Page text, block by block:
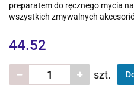
preparatem do ręcznego mycia
wszystkich zmywalnych
44.52
szt.